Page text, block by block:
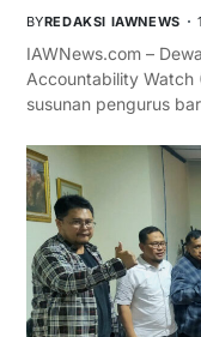
BYREDAKSI IAWNEWS
IAWNews.com –
Accountability Watch
susunan pengurus